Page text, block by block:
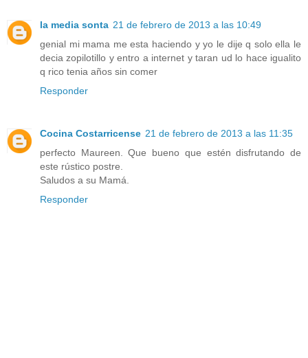
la media sonta 21 de febrero de 2013 a las 10:49
genial mi mama me esta haciendo y yo le dije q solo ella le
decia zopilotillo y entro a internet y taran ud lo hace igualito
q rico tenia años sin comer
Responder
Cocina Costarricense 21 de febrero de 2013 a las 11:35
perfecto Maureen. Que bueno que estén disfrutando de
este rústico postre.
Saludos a su Mamá.
Responder